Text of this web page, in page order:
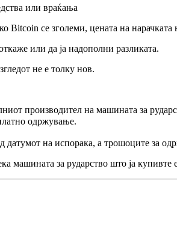
или враќања
Bitcoin се зголеми, цената на нарачката
или да ја надополни разликата.
не е толку нов.
производител на машината за
одржување.
на испорака, а трошоците за
машината за рударство што ја купивте